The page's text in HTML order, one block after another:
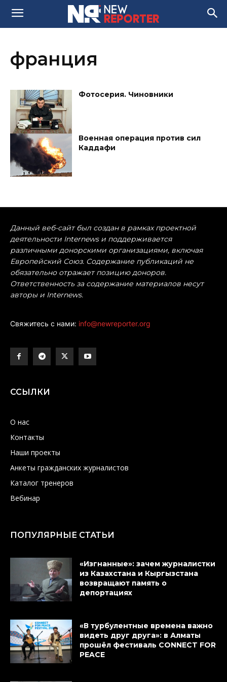
франция
Фотосерия. Чиновники
Военная операция против сил
Каддафи
Данный веб-сайт был создан в рамках проектной
деятельности Internews и поддерживается
различными донорскими организациями, включая
Европейский Союз. Содержание публикаций не
обязательно отражает позицию доноров.
Ответственность за содержание материалов несут
авторы и Internews.
Свяжитесь с нами: info@newreporter.org
ССЫЛКИ
О нас
Контакты
Наши проекты
Анкеты гражданских журналистов
Каталог тренеров
Вебинар
ПОПУЛЯРНЫЕ СТАТЬИ
«Изгнанные»: зачем журналистки
из Казахстана и Кыргызстана
возвращают память о
депортациях
«В турбулентные времена важно
видеть друг друга»: в Алматы
прошёл фестиваль CONNECT FOR
PEACE